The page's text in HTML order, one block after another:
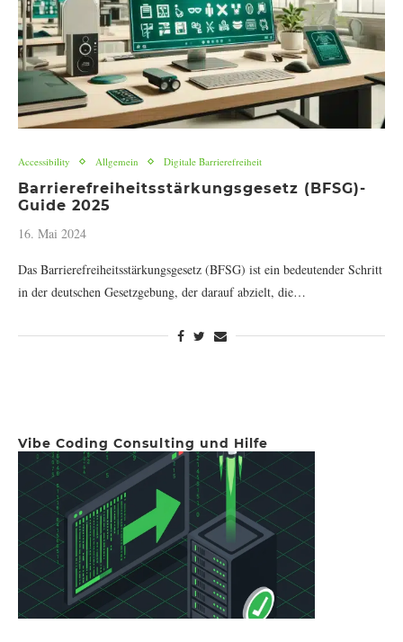
Accessibility Allgemein Digitale Barrierefreiheit
Barrierefreiheitsstärkungsgesetz (BFSG)-
Guide 2025
16. Mai 2024
Das Barrierefreiheitsstärkungsgesetz (BFSG) ist ein bedeutender Schritt
in der deutschen Gesetzgebung, der darauf abzielt, die…
Vibe Coding Consulting und Hilfe